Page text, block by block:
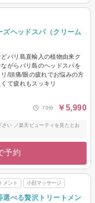
ヘッドスパ（クリーム
バリ島直輸入の植物由来ク
がらバリ島のヘッドスパを
/頭痛/眼の疲れでお悩みの方
て疲れもスッキリ
70分 ￥5,990
い ／楽天ビューティを見たとお
予約
メント 小顔マッサージ
べる贅沢トリートメン